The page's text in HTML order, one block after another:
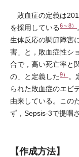
敗血症の定義は
を採用している6～8）
生体反応の調節障害
害」と，敗血症性シ
合で，高い死亡率と
の」と定義した9）
。
られた敗血症のエビ
由来している。この
ず，Sepsis-3で提唱
【作成方法】